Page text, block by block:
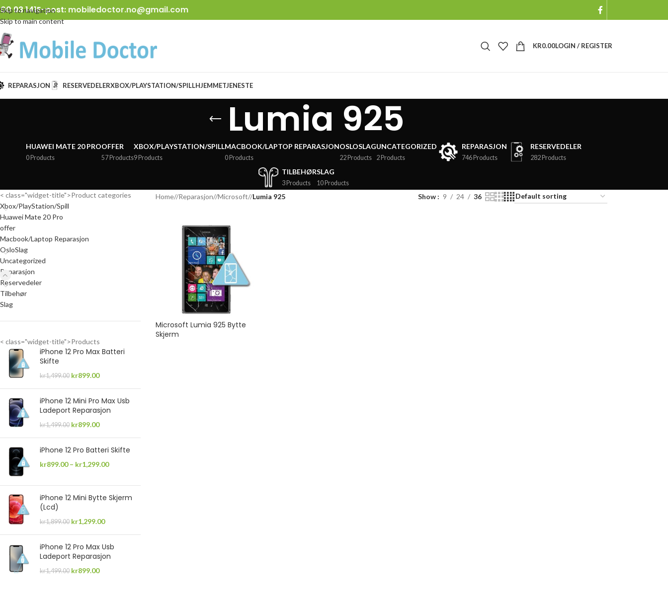
Skip to navigation
Skip to main content
93 141E-post: mobiledoctor.no@gmail.com
KR0.00LOGIN / REGISTER
REPARASJON RESERVEDELERXBOX/PLAYSTATION/SPILLHJEMMETJENESTE
Lumia 925
HUAWEI MATE 20 PRO
0 Products
OFFER
57 Products
XBOX/PLAYSTATION/SPILL
9 Products
MACBOOK/LAPTOP REPARASJON
0 Products
OSLOSLAG
22 Products
UNCATEGORIZED
2 Products
REPARASJON
746 Products
RESERVEDELER
282 Products
TILBEHØR
3 Products
SLAG
10 Products
< class="widget-title">Product categories
Xbox/PlayStation/Spill
Huawei Mate 20 Pro
offer
Macbook/Laptop Reparasjon
OsloSlag
Uncategorized
Reparasjon
Reservedeler
Tilbehør
Slag
< class="widget-title">Products
iPhone 12 Pro Max Batteri
Skifte
kr1,499.00 kr899.00
iPhone 12 Mini Pro Max Usb
Ladeport Reparasjon
kr1,499.00 kr899.00
iPhone 12 Pro Batteri Skifte
kr899.00 – kr1,299.00
iPhone 12 Mini Bytte Skjerm
(Lcd)
kr1,899.00 kr1,299.00
iPhone 12 Pro Max Usb
Ladeport Reparasjon
kr1,499.00 kr899.00
Home/ Reparasjon/ Microsoft/ Lumia 925 Show 9 24 36
Microsoft Lumia 925 Bytte
Skjerm